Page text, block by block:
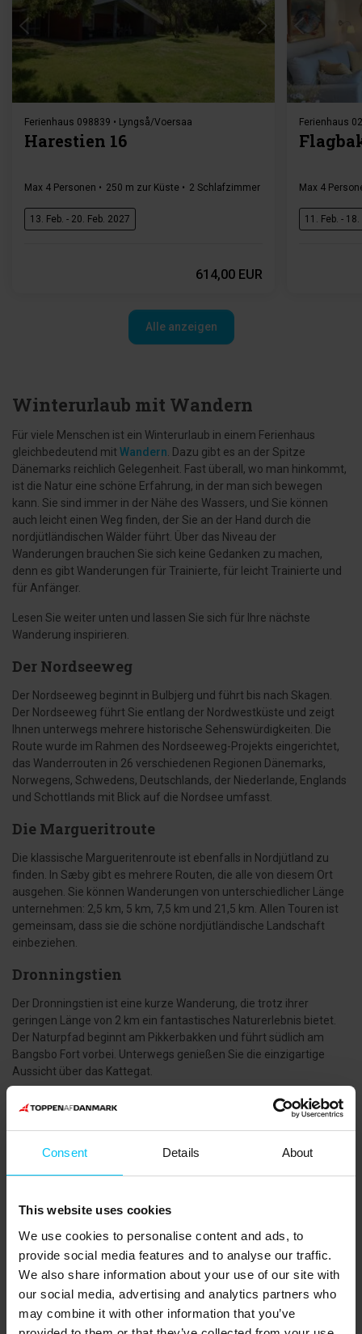
Consent Details About
This website uses cookies
We use cookies to personalise content and ads, to
provide social media features and to analyse our traffic.
We also share information about your use of our site with
our social media, advertising and analytics partners who
may combine it with other information that you’ve
Ferienhaus 098839 • Lyngså/Voersaa
Harestien 16
Max 4 Personen 250 m zur Küste 2 Schlafzimmer Gratis Wi-Fi
13. Feb. - 20. Feb. 2027
614,00 EUR
Ferienhaus
Max 4
11. Feb. -
Alle anzeigen
Winterurlaub mit Wandern
Für viele Menschen ist ein Winterurlaub in einem Ferienhaus
gleichbedeutend mit Wandern . Dazu gibt es an der Spitze
Dänemarks reichlich Gelegenheit. Fast überall, wo man hinkommt,
ist die Natur eine schöne Erfahrung, in der man sich bewegen
kann. Sie sind immer in der Nähe des Wassers, und Sie können
auch leicht einen Weg finden, der Sie an der Hand durch die
nordjütländischen Wälder führt. Über das Niveau der
Wanderungen brauchen Sie sich keine Gedanken zu machen,
denn es gibt Wanderungen für Trainierte, für leicht Trainierte und
für Anfänger.
Lesen Sie weiter unten und lassen Sie sich für Ihre nächste
Wanderung inspirieren.
Der Nordseeweg
Der Nordseeweg beginnt in Bulbjerg und führt bis nach Skagen.
Der Nordseeweg führt Sie entlang der Nordwestküste und zeigt
Ihnen unterwegs mehrere historische Sehenswürdigkeiten. Die
Route wurde im Rahmen des Nordseeweg-Projekts eingerichtet,
das Wanderrouten in 26 verschiedenen Regionen Dänemarks,
Norwegens, Schwedens, Deutschlands, der Niederlande, Englands
und Schottlands mit Blick auf die Nordsee umfasst.
Die Margueritroute
Die klassische Margueritenroute ist ebenfalls in Nordjütland zu
finden. In Sæby gibt es mehrere Routen, die alle von diesem Ort
ausgehen. Sie können Wanderungen von unterschiedlicher Länge
unternehmen: 2,5 km, 5 km, 7,5 km und 21,5 km. Allen Touren ist
gemeinsam, dass sie die schöne nordjütländische Landschaft
einbeziehen.
Dronningstien
Der Dronningstien ist eine kurze Wanderung, die trotz ihrer
geringen Länge von 2 km ein fantastisches Naturerlebnis bietet.
Der Naturpfad beginnt am Pikkerbakken und führt südlich am
Bangsbo Fort vorbei. Unterwegs genießen Sie die einzigartige
Aussicht über das Kattegat.